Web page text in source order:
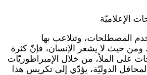
الإعلاميّة
المصطلحات، وتتلاعب بها
ومن حيث لا يشعر الإنسان، فإنّ كثرة
على الملأ، من خلال الإمبراطوريّات
المحافل الدوليّة، يؤدّي إلى تكريس هذا